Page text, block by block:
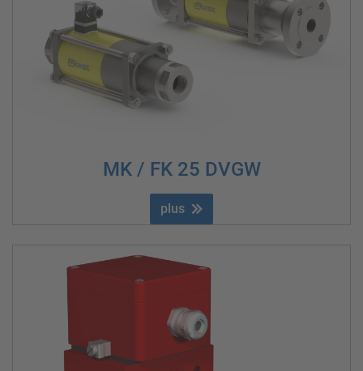
MK / FK 25 DVGW
plus